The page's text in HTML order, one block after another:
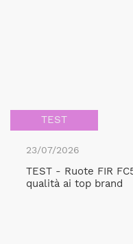
TEST
23/07/2026
TEST - Ruote FIR
qualità ai top brand